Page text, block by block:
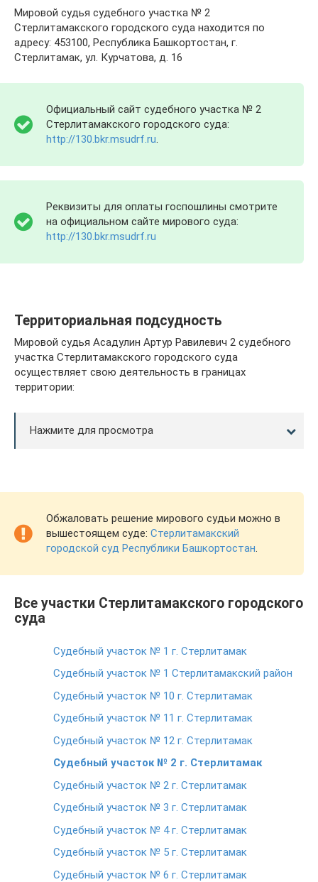
Мировой судья судебного участка № 2
Стерлитамакского городского суда находится по
адресу: 453100, Республика Башкортостан, г.
Стерлитамак, ул. Курчатова, д. 16
Официальный сайт судебного участка № 2
Стерлитамакского городского суда:
http://130.bkr.msudrf.ru.
Реквизиты для оплаты госпошлины смотрите
на официальном сайте мирового суда:
http://130.bkr.msudrf.ru
Территориальная подсудность
Мировой судья Асадулин Артур Равилевич 2 судебного
участка Стерлитамакского городского суда
осуществляет свою деятельность в границах
территории:
Нажмите для просмотра
Обжаловать решение мирового судьи можно в
вышестоящем суде: Стерлитамакский
городской суд Республики Башкортостан.
Все участки Стерлитамакского городского
суда
Судебный участок № 1 г. Стерлитамак
Судебный участок № 1 Стерлитамакский район
Судебный участок № 10 г. Стерлитамак
Судебный участок № 11 г. Стерлитамак
Судебный участок № 12 г. Стерлитамак
Судебный участок № 2 г. Стерлитамак
Судебный участок № 2 г. Стерлитамак
Судебный участок № 3 г. Стерлитамак
Судебный участок № 4 г. Стерлитамак
Судебный участок № 5 г. Стерлитамак
Судебный участок № 6 г. Стерлитамак